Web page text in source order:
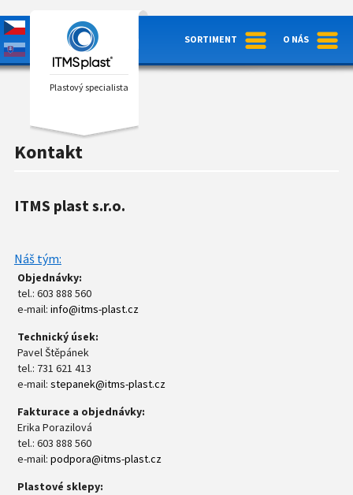
O NÁS
SORTIMENT
Plastový specialista
Kontakt
ITMS plast s.r.o.
Náš tým:
Objednávky:
tel.: 603 888 560
e-mail:info@itms-plast.cz
Technický úsek:
Pavel Štěpánek
tel.: 731 621 413
e-mail:stepanek@itms-plast.cz
Fakturace a objednávky:
Erika Porazilová
tel.: 603 888 560
e-mail:podpora@itms-plast.cz
Plastové sklepy: